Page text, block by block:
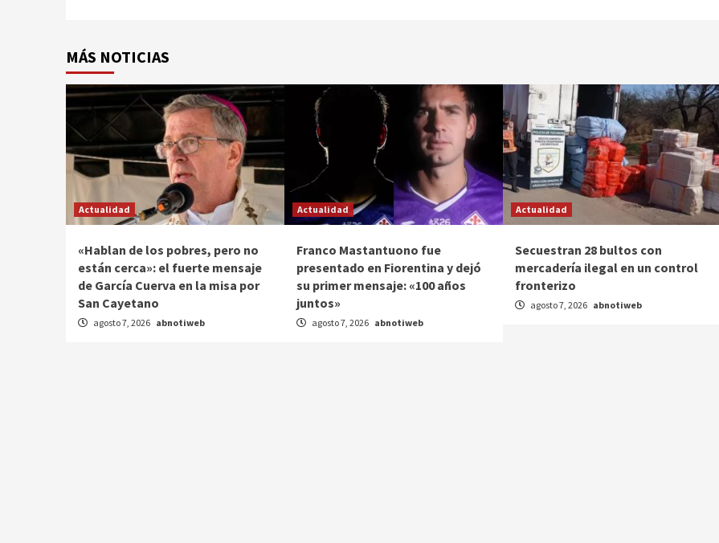
MÁS NOTICIAS
Actualidad
«Hablan de los pobres, pero no
están cerca»: el fuerte mensaje
de García Cuerva en la misa por
San Cayetano
agosto 7, 2026 abnotiweb
Actualidad
Franco Mastantuono fue
presentado en Fiorentina y dejó
su primer mensaje: «100 años
juntos»
agosto 7, 2026 abnotiweb
Actualidad
Secuestran 28 bultos con
mercadería ilegal en un control
fronterizo
agosto 7, 2026 abnotiweb